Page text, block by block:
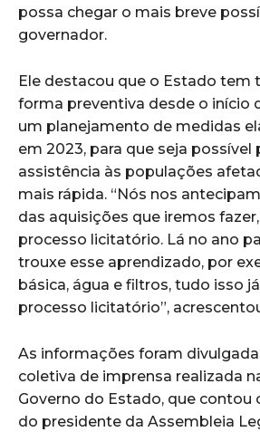
possa chegar o mais breve
governador.
Ele destacou que o Estado tem
forma preventiva desde o início
um planejamento de medidas
em 2023, para que seja possível
assistência às populações
mais rápida. “Nós nos
das aquisições que iremos
processo licitatório. Lá no ano
trouxe esse aprendizado, por
básica, água e filtros, tudo isso
processo licitatório”,
As informações foram
coletiva de imprensa realizada
Governo do Estado, que contou
do presidente da Assembleia